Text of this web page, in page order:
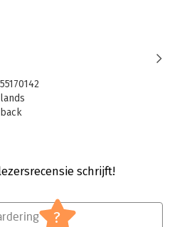
schrijft!
?